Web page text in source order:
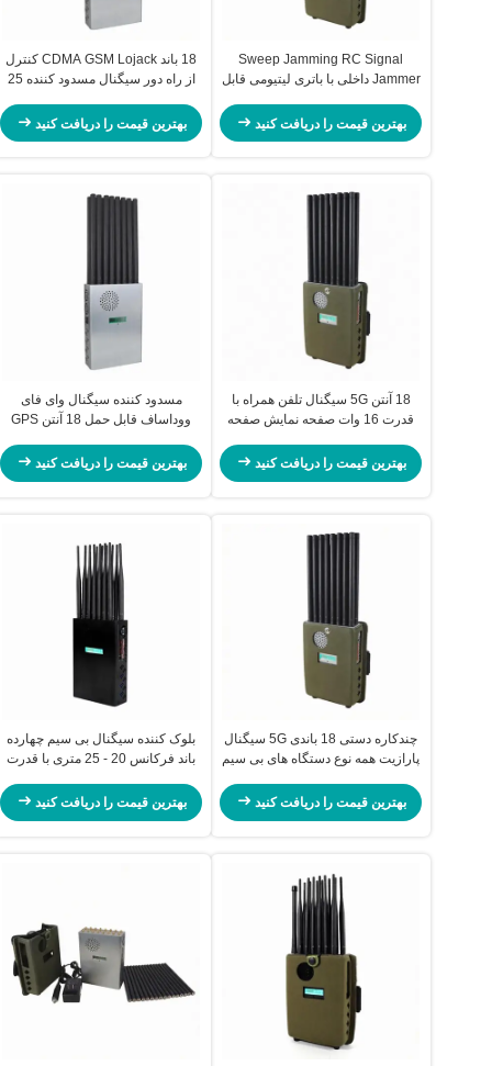
Sweep Jamming RC Signal
Jammer داخلی با باتری لیتیومی قابل
بهترین قیمت را دریافت کنید
18 باند CDMA GSM Lojack کنترل
از راه دور سیگنال مسدود کننده 25
بهترین قیمت را دریافت کنید
18 آنتن 5G سیگنال تلفن همراه با
قدرت 16 وات صفحه نمایش صفحه
بهترین قیمت را دریافت کنید
مسدود کننده سیگنال وای فای
ووداساف قابل حمل 18 آنتن GPS
بهترین قیمت را دریافت کنید
چندکاره دستی 18 باندی 5G سیگنال
پارازیت همه نوع دستگاه های بی سیم
بهترین قیمت را دریافت کنید
بلوک کننده سیگنال بی سیم چهارده
باند فرکانس 20 - 25 متری با قدرت
بهترین قیمت را دریافت کنید